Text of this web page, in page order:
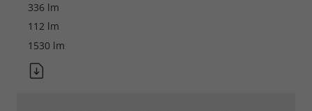
336 lm
112 lm
1530 lm